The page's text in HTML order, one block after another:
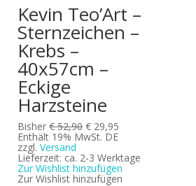
Kevin Teo’Art –
Sternzeichen –
Krebs –
40x57cm –
Eckige
Harzsteine
Bisher €52,90Ursprünglicher
Preis
€ 52,90
€ 29,95
€ 29,95.
Enthält 19% MwSt. DE
zzgl.Versand
Lieferzeit: ca. 2-3 Werktage
Zur Wishlist hinzufügen
Zur Wishlist hinzufügen